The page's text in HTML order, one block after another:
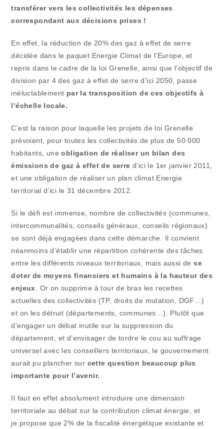
transférer vers les collectivités les dépenses
correspondant aux décisions prises !
En effet, la réduction de 20% des gaz à effet de serre
décidée dans le paquet Energie Climat de l’Europe, et
repris dans le cadre de la loi Grenelle, ainsi que l’objectif de
division par 4 des gaz à effet de serre d’ici 2050, passe
inéluctablement par la transposition de ces objectifs à
l‘échelle locale.
C’est la raison pour laquelle les projets de loi Grenelle
prévoient, pour toutes les collectivités de plus de 50 000
habitants, uneobligation de réaliser un bilan des
émissions de gaz à effet de serre d’ici le 1er janvier 2011,
et une obligation de réaliser un plan climat Energie
territorial d’ici le 31 décembre 2012.
Si le défi est immense, nombre de collectivités (communes,
intercommunalités, conseils généraux, conseils régionaux)
se sont déjà engagées dans cette démarche. Il convient
néanmoins d’établir une répartition cohérente des tâches
entre les différents niveaux territoriaux, mais aussi dese
doter de moyens financiers et humains à la hauteur des
enjeux . Or on supprime à tour de bras les recettes
actuelles des collectivités (TP, droits de mutation, DGF…)
et on les détruit (départements, communes…). Plutôt que
d’engager un débat inutile sur la suppression du
département, et d’envisager de tordre le cou au suffrage
universel avec les conseillers territoriaux, le gouvernement
aurait pu plancher sur cette question beaucoup plus
importante pour l’avenir.
Il faut en effet absolument introduire une dimension
territoriale au débat sur la contribution climat énergie, et
je propose que 2% de la fiscalité énergétique existante et